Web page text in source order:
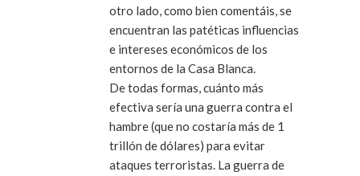
otro lado, como bien comentáis, se
encuentran las patéticas influencias
e intereses económicos de los
entornos de la Casa Blanca.
De todas formas, cuánto más
efectiva sería una guerra contra el
hambre (que no costaría más de 1
trillón de dólares) para evitar
ataques terroristas. La guerra de